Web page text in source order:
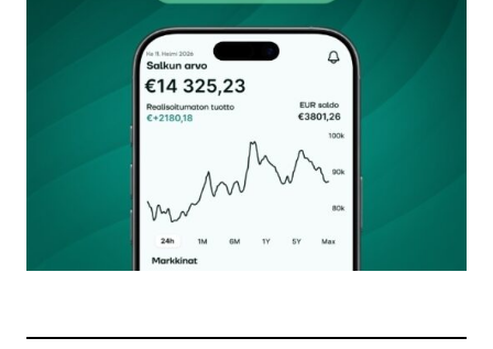
Kommentti*
Nimesi tai nimimerkkisi
Sähköpostiosoitteesi
Tilaa SalkunRakentajan uutiskirje